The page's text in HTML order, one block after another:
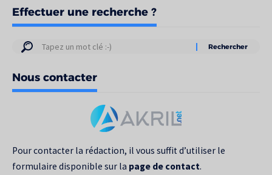
Effectuer une recherche ?
Résultats
votre
recherche
Nous contacter
Pour contacter la rédaction, il vous suffit d’utiliser le
formulaire disponible sur la page de contact.